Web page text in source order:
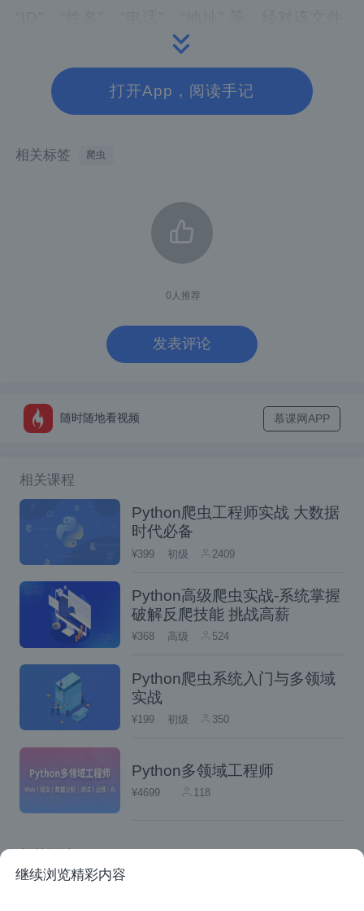
继续浏览精彩内容
中每条个人信息的电话号码为标准进行统计剔
除重复数据后，获取到信息共 240372
被告人林建华的供述（爬虫软件买家）:
2018 年 9 月份左右，谢财安说京东网上有一
些购物的数据有人要，让我和他一起去网上窃
取数据。我们两个人就在新罗区适中镇中心村
京东的数据，然后卖给龙岩当地从事网络诈骗
络诈骗的人就是通过我卖给他们的这些数据给
购物的人打电话实施诈骗。
鱼链接发给我，我自己注册一个京东账号，把
钓鱼链接发给卖家说让对方看一下这款商品，
对方点开链接之后是一个假的京东账号，对方
页面上重新登录自己的账号、密码和验证码，
这些账号、密码就会通过钓鱼网站的链
登录钓鱼网站的管理后台就可以拿到商家的用
户名和密码，在京东商城的网站登录商家后
单信息采集下来，我们只需要设定好时间，软
件就会自动批量的将这个时间段商家的买家数
据采集下来，然后由谢财安负责在 QQ 上联系
购买数据的人，如果有人购买的话，我们就从
QQ 上以 TXT 的格式发给对方，对方收到数
打开App，阅读手记
相关标签 爬虫
0 人推荐
发表评论
随时随地看视频 慕课网APP
相关课程
Python爬虫工程师实战 大数据
时代必备
¥399 初级 2409
Python高级爬虫实战-系统掌握
破解反爬技能 挑战高薪
¥368 高级 524
Python爬虫系统入门与多领域
实战
¥199 初级 350
Python多领域工程师
¥4699 118
Mybatis-plus入门学习笔记之'查询'